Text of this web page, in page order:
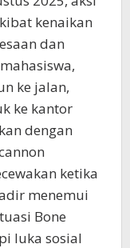
kenaikan
dan
ke jalan,
ke kantor
dengan
ketika
menemui
Bone
luka sosial